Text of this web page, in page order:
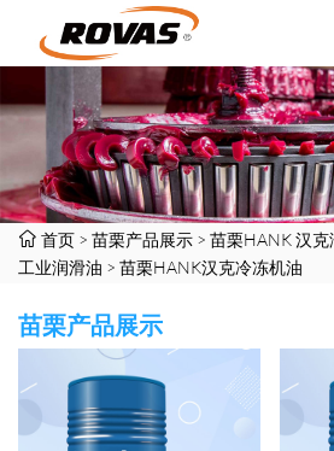
首页 > 苗栗产品展示 > 苗栗HANK 汉克
工业润滑油 > 苗栗HANK汉克冷冻机油
苗栗产品展示